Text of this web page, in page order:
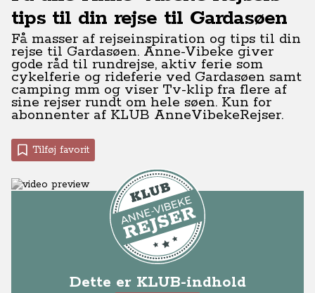
tips til din rejse til Gardasøen
Få masser af rejseinspiration og tips til din
rejse til Gardasøen. Anne-Vibeke giver
gode råd til rundrejse, aktiv ferie som
cykelferie og rideferie ved Gardasøen samt
camping mm og viser Tv-klip fra flere af
sine rejser rundt om hele søen. Kun for
abonnenter af KLUB AnneVibekeRejser.
Tilføj favorit
Dette er KLUB-indhold